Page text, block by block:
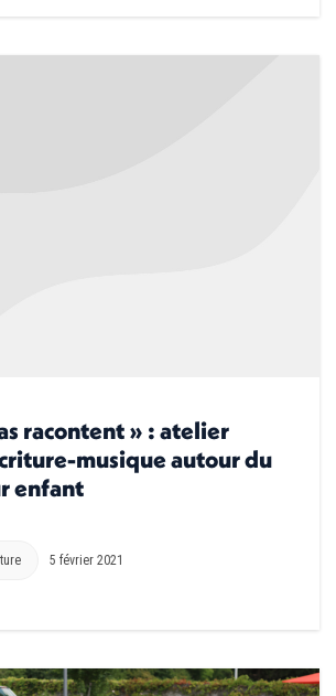
racontent » : atelier
musique autour du
enfant
5 février 2021